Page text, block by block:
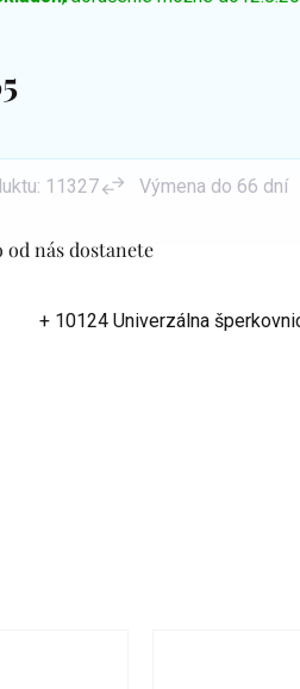
od nás dostanete
+ 10124 Univerzálna
11327 Výmena do 66 dní